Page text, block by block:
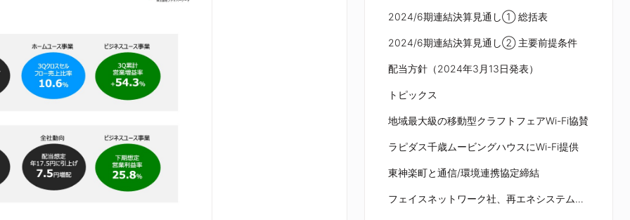
2024/6期連結決算見通し① 総括表
2024/6期連結決算見通し② 主要前提条件
配当方針（2024年3月13日発表）
トピックス
地域最大級の移動型クラフトフェアWi-Fi協賛
ラピダス千歳ムービングハウスにWi-Fi提供
東神楽町と通信/環境連携協定締結
フェイスネットワーク社、再エネシステム導入